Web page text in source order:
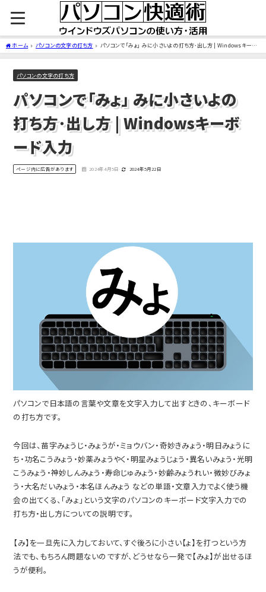
ホーム パソコンの文字の打ち方
パソコンで「みょ」 みに小さいよの打ち方･出し方 | Windowsキーボ
ード入力
パソコンの文字の打ち方
パソコンで「みょ」 みに小さいよの
打ち方･出し方 | Windowsキーボ
ード入力
ページ内に広告があります 2024年4月5日 2024年5月22日
パソコンで日本語の言葉や文章を文字入力して出すときの、キーボード
の打ち方です。
今回は、苗字みょうじ・みょうが・ミョウバン・奇妙きみょう・明日みょうに
ち・功名こうみょう・妙薬みょうやく・明星みょうじょう・異名いみょう・光明
こうみょう・神妙しんみょう・寿命じゅみょう・妙齢みょうれい・微妙びみょ
う・大名だいみょう・本名ほんみょう などの単語・文章入力でよく使う機
会の出てくる、「みょ」という文字のパソコンのキーボード文字入力での
打ち方・出し方についての説明です。
【み】を一旦先に入力しておいて、すぐ後ろに小さい【ょ】を打つという方
法でも、もちろん問題ないのですが、どうせなら一発で【みょ】が出せるほ
うが便利。